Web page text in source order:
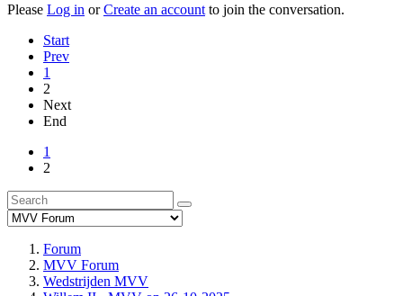
Please Log in orCreate an account to join the conversation.
Start
Prev
1
2
Next
End
1
2
Forum
MVV Forum
Wedstrijden MVV